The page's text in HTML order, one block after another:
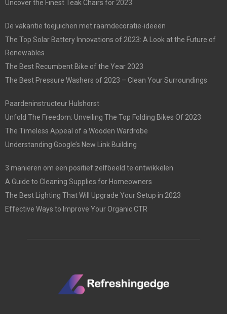
Uncover the Finest Teak Chairs for 2023
De vakantie toejuichen met raamdecoratie-ideeën
The Top Solar Battery Innovations of 2023: A Look at the Future of
Renewables
The Best Recumbent Bike of the Year 2023
The Best Pressure Washers of 2023 – Clean Your Surroundings
Paardeninstructeur Hulshorst
Unfold The Freedom: Unveiling The Top Folding Bikes Of 2023
The Timeless Appeal of a Wooden Wardrobe
Understanding Google’s New Link Building
3 manieren om een positief zelfbeeld te ontwikkelen
A Guide to Cleaning Supplies for Homeowners
The Best Lighting That Will Upgrade Your Setup in 2023
Effective Ways to Improve Your Organic CTR